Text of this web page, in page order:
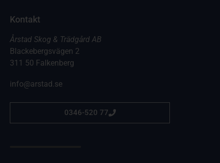
Kontakt
Årstad Skog & Trädgård AB
Blackebergsvägen 2
311 50 Falkenberg
info@arstad.se
0346-520 77